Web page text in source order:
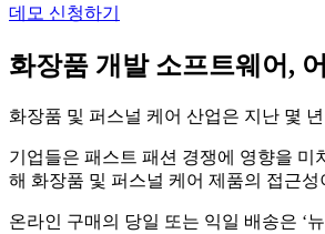
데모 신청하기
화장품 개발 소프트웨어,
화장품 및 퍼스널 케어 산업은 지난 몇
기업들은 패스트 패션 경쟁에 영향을
해 화장품 및 퍼스널 케어 제품의 접근
온라인 구매의 당일 또는 익일 배송은 ‘